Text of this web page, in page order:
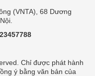
(VNTA), 68 Dương
Chỉ được phát hành
ý bằng văn bản của